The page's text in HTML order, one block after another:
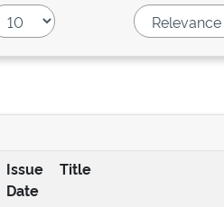
Issue
Date
Title